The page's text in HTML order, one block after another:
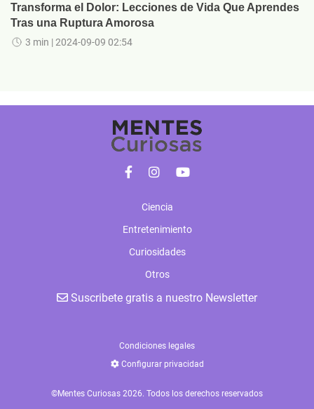
Transforma el Dolor: Lecciones de Vida Que Aprendes
Tras una Ruptura Amorosa
3 min | 2024-09-09 02:54
Ciencia
Entretenimiento
Curiosidades
Otros
Suscribete gratis a nuestro Newsletter
Condiciones legales
Configurar privacidad
©Mentes Curiosas 2026. Todos los derechos reservados